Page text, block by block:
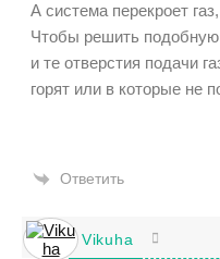
А система перекроет
Чтобы решить подобную
и те отверстия подачи
горят или в которые не
Ответить
Vikuha